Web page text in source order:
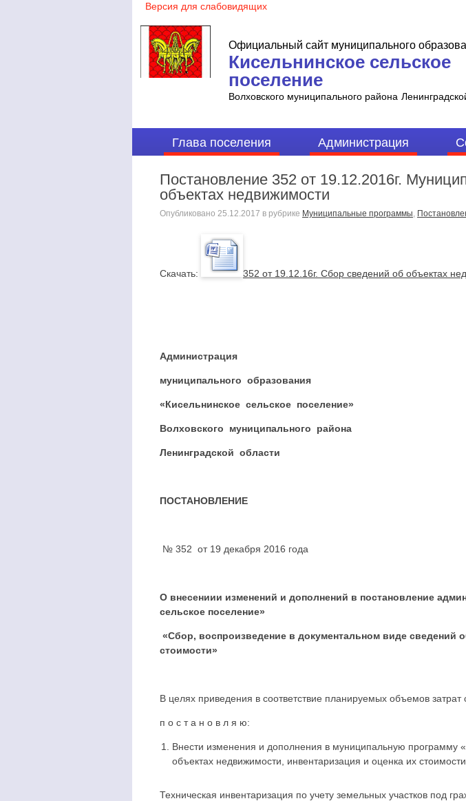
Официальный сайт муниципального
Кисельнинское сельское
поселение
Волховского муниципального района
Глава поселения Администрация
Постановление 352 от 19.12.2016г.
объектах недвижимости
Опубликовано 25.12.2017 в рубрике Муниципальные программы,
Cкачать: 352 от 19.12.16г. Сбор сведений об объектах
Администрация
муниципального образования
«Кисельнинское сельское поселение»
Волховского муниципального района
Ленинградской области
ПОСТАНОВЛЕНИЕ
№ 352 от 19 декабря 2016 года
О внесениии изменений и дополнений в постановление
сельское поселение»
«Сбор, воспроизведение в документальном виде сведений
стоимости»
В целях приведения в соответствие планируемых объемов затрат
п о с т а н о в л я ю:
Внести изменения и дополнения в муниципальную программу
объектах недвижимости, инвентаризация и оценка их
Техническая инвентаризация по учету земельных участков под